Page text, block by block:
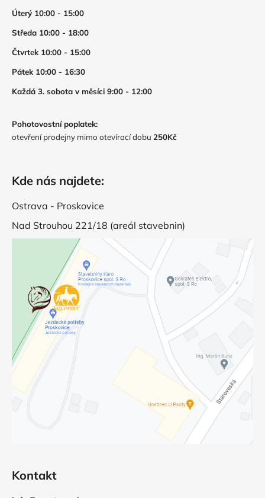
Úterý 10:00 - 15:00
Středa 10:00 - 18:00
Čtvrtek 10:00 - 15:00
Pátek 10:00 - 16:30
Každá 3. sobota v měsíci 9:00 - 12:00
Pohotovostní poplatek:
otevření prodejny mimo otevírací dobu 250Kč
Kde nás najdete:
Ostrava - Proskovice
Nad Strouhou 221/18 (areál stavebnin)
Kontakt